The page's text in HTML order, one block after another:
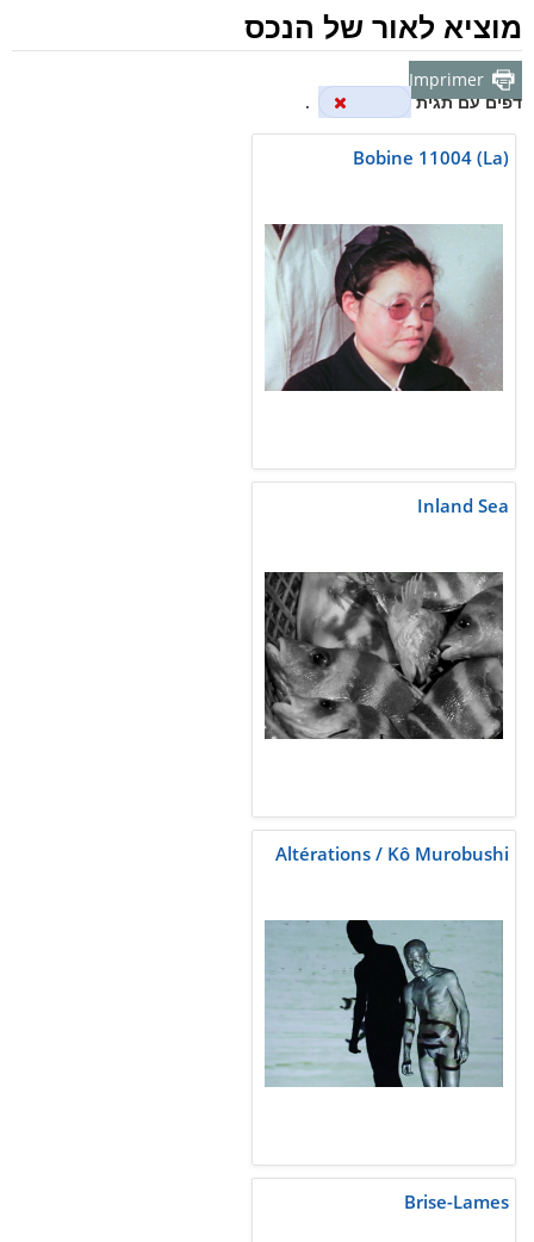
מוציא לאור של הנכס
דפים עם תגית .
Imprimer
Bobine 11004 (La)
Inland Sea
Altérations / Kô Murobushi
Brise-Lames